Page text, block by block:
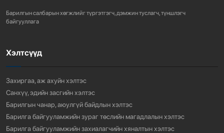
3 сарын өмнө
Барилгын салбарын хөгжлийг түргэтгэгч, дэмжин туслагч, түншлэгч
байгууллага
Хэлтсүүд
Захиргаа, аж ахуйн хэлтэс
Санхүү, эдийн засгийн хэлтэс
Барилгын чанар, аюулгүй байдлын хэлтэс
Барилга байгууламжийн зураг төслийн магадлалын хэлтэс
Барилга байгууламжийн захиалагчийн хяналтын хэлтэс